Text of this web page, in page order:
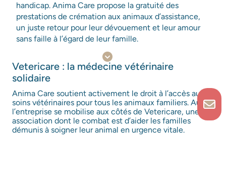
handicap. Anima Care propose la gratuité des
prestations de crémation aux animaux d’assistance,
un juste retour pour leur dévouement et leur amour
sans faille à l’égard de leur famille.
Vetericare : la médecine vétérinaire
solidaire
Anima Care soutient activement le droit à l’accès aux
soins vétérinaires pour tous les animaux familiers. Aussi,
l’entreprise se mobilise aux côtés de Vetericare, une
association dont le combat est d’aider les familles
démunis à soigner leur animal en urgence vitale.